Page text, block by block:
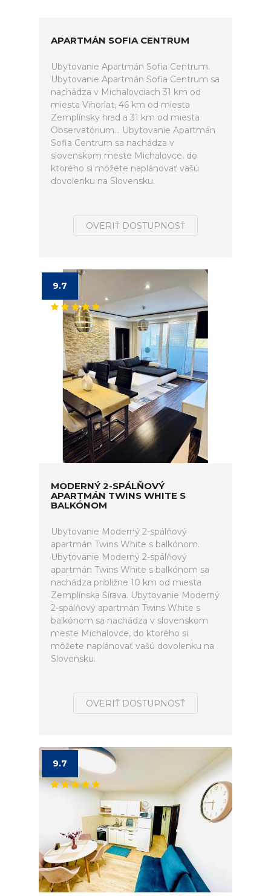
APARTMÁN SOFIA CENTRUM
Ubytovanie Apartmán Sofia Centrum.
Ubytovanie Apartmán Sofia Centrum sa
nachádza v Michalovciach 31 km od
miesta Vihorlat, 46 km od miesta
Zemplínsky hrad a 31 km od miesta
Observatórium... Ubytovanie Apartmán
Sofia Centrum sa nachádza v
slovenskom meste Michalovce, do
ktorého si môžete naplánovať vašú
dovolenku na Slovensku.
OVERIŤ DOSTUPNOSŤ
9.7
MODERNÝ 2-SPÁLŇOVÝ
APARTMÁN TWINS WHITE S
BALKÓNOM
Ubytovanie Moderný 2-spálňový
apartmán Twins White s balkónom.
Ubytovanie Moderný 2-spálňový
apartmán Twins White s balkónom sa
nachádza približne 10 km od miesta
Zemplínska Šírava. Ubytovanie Moderný
2-spálňový apartmán Twins White s
balkónom sa nachádza v slovenskom
meste Michalovce, do ktorého si
môžete naplánovať vašú dovolenku na
Slovensku.
OVERIŤ DOSTUPNOSŤ
9.7